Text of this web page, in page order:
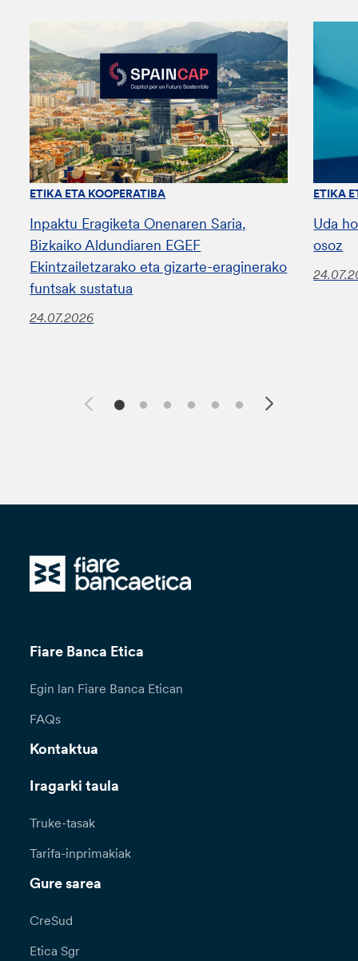
ETIKA ETA KOOPERATIBA
Inpaktu Eragiketa Onenaren Saria,
Bizkaiko Aldundiaren EGEF
Ekintzailetzarako eta gizarte-eraginerako
funtsak sustatua
24.07.2026
ETIKA
Uda
osoz
Fiare Banca Etica
Egin lan Fiare Banca Etican
FAQs
Kontaktua
Iragarki taula
Truke-tasak
Tarifa-inprimakiak
Gure sarea
CreSud
Etica Sgr